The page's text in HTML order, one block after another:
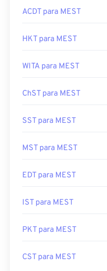
ACDT para MEST
HKT para MEST
WITA para MEST
ChST para MEST
SST para MEST
MST para MEST
EDT para MEST
IST para MEST
PKT para MEST
CST para MEST